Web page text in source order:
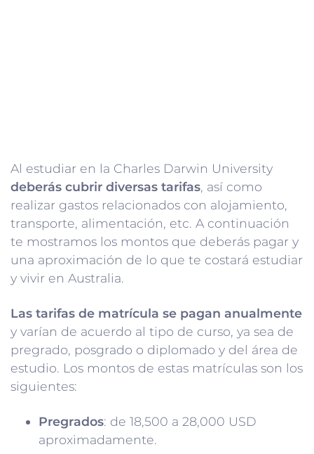
Al estudiar en la Charles Darwin University
deberás cubrir diversas tarifas, así como
realizar gastos relacionados con alojamiento,
transporte, alimentación, etc. A continuación
te mostramos los montos que deberás pagar y
una aproximación de lo que te costará estudiar
y vivir en Australia.
Las tarifas de matrícula se pagan anualmente
y varían de acuerdo al tipo de curso, ya sea de
pregrado, posgrado o diplomado y del área de
estudio. Los montos de estas matrículas son los
siguientes:
Pregrados: de 18,500 a 28,000 USD
aproximadamente.